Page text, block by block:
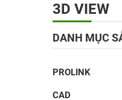
3D VIEW
DANH MỤC
PROLINK
CAD